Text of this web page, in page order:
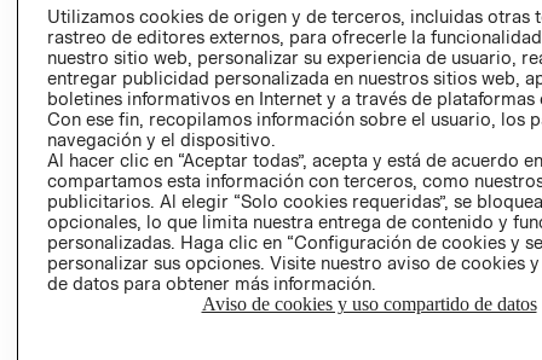
PROGRAMA DE
TRANSPARENCIA
Y ÉTICA (INGLÉS)
DE INDUSTRIA Y
COMERCIO - SIC
PETICIONES
QUEJAS Y
Utilizamos cookies de origen y de terceros, incluidas otras
rastreo de editores externos, para ofrecerle la
nuestro sitio web, personalizar su experiencia de usuario,
entregar publicidad personalizada en nuestros sitios web,
boletines informativos en Internet y a través de plataformas
Con ese fin, recopilamos información sobre el usuario, los
navegación y el dispositivo.
Al hacer clic en “Aceptar todas”, acepta y está de acuerdo
compartamos esta información con terceros, como
publicitarios. Al elegir “Solo cookies requeridas”, se
opcionales, lo que limita nuestra entrega de contenido y
personalizadas. Haga clic en “Configuración de cookies y
personalizar sus opciones. Visite nuestro aviso de cookies
de datos para obtener más información.
Aviso de cookies y uso compartido de datos